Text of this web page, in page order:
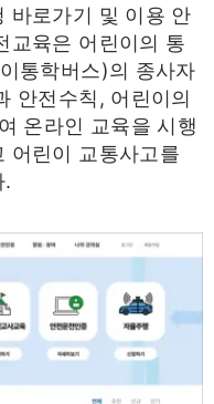
바로가기 및 이용 안
교육은 어린이의 통
통학버스)의 종사자
안전수칙, 어린이의
온라인 교육을 시행
어린이 교통사고를
.